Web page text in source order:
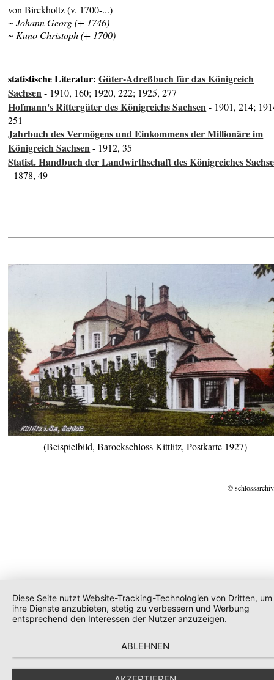
von Birckholtz (v. 1700-...)
~ Johann Georg (+ 1746)
~ Kuno Christoph (+ 1700)
statistische Literatur:Güter-Adreßbuch für das Königreich
Sachsen- 1910, 160; 1920, 222; 1925, 277
Hofmann's Rittergüter des Königreichs Sachsen- 1901, 214;
251
Jahrbuch des Vermögens und Einkommens der Millionäre im
Königreich Sachsen- 1912, 35
Statist. Handbuch der Landwirthschaft des Königreiches
- 1878, 49
(Beispielbild, Barockschloss Kittlitz, Postkarte 1927)
©
Diese Seite nutzt Website-Tracking-Technologien von Dritten, um
ihre Dienste anzubieten, stetig zu verbessern und Werbung
entsprechend den Interessen der Nutzer anzuzeigen.
ABLEHNEN